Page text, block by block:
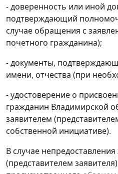
- доверенность или иной
подтверждающий
случае обращения с
почетного гражданина);
- документы,
имени, отчества (при
- удостоверение о
гражданин Владимирской
заявителем
собственной инициативе).
В случае
(представителем